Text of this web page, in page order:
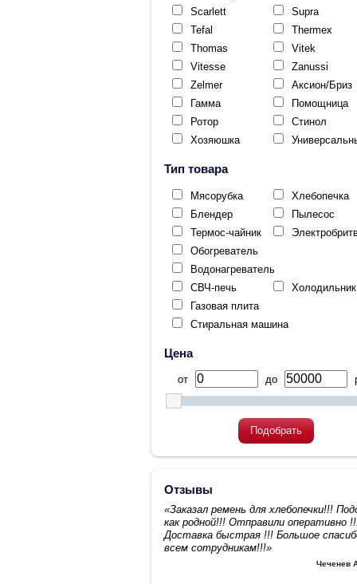
Scarlett
Supra
Tefal
Thermex
Thomas
Vitek
Vitesse
Zanussi
Zelmer
Аксион/Бриз
Гамма
Помощница
Ротор
Стинол
Хозяюшка
Тип товара
Мясорубка
Хлебопечка
Блендер
Пылесос
Термос-чайник
Обогреватель
Водонагреватель
СВЧ-печь
Холодильник
Газовая плита
Стиральная машина
Цена
от до
Подобрать
Отзывы
«Заказал ремень для хлебопечки!!!
как родной!!! Отправили оперативно
Доставка быстрая !!! Большое
всем сотрудникам!!!»
Чеченев